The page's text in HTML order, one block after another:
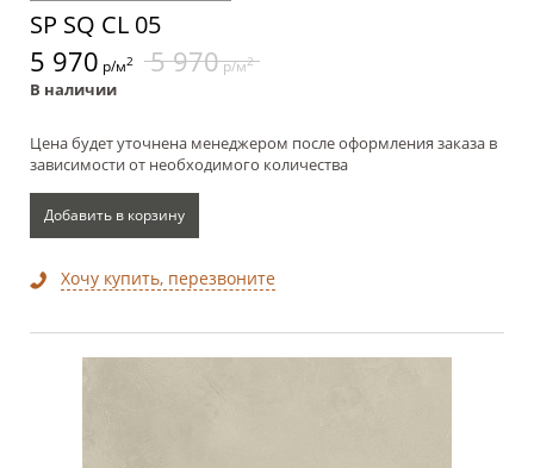
SP SQ CL 05
5 970 р/м2 5 970р/м2
В наличии
Цена будет уточнена менеджером после оформления заказа в
зависимости от необходимого количества
Добавить в корзину
Хочу купить, перезвоните